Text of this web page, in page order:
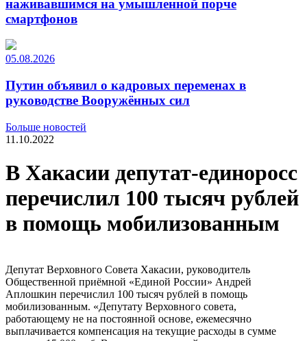
наживавшимся на умышленной порче
смартфонов
05.08.2026
Путин объявил о кадровых переменах в
руководстве Вооружённых сил
Больше новостей
11.10.2022
В Хакасии депутат-единоросс
перечислил 100 тысяч рублей
в помощь мобилизованным
Депутат Верховного Совета Хакасии, руководитель
Общественной приёмной «Единой России» Андрей
Аплошкин перечислил 100 тысяч рублей в помощь
мобилизованным. «Депутату Верховного совета,
работающему не на постоянной основе, ежемесячно
выплачивается компенсация на текущие расходы в сумме